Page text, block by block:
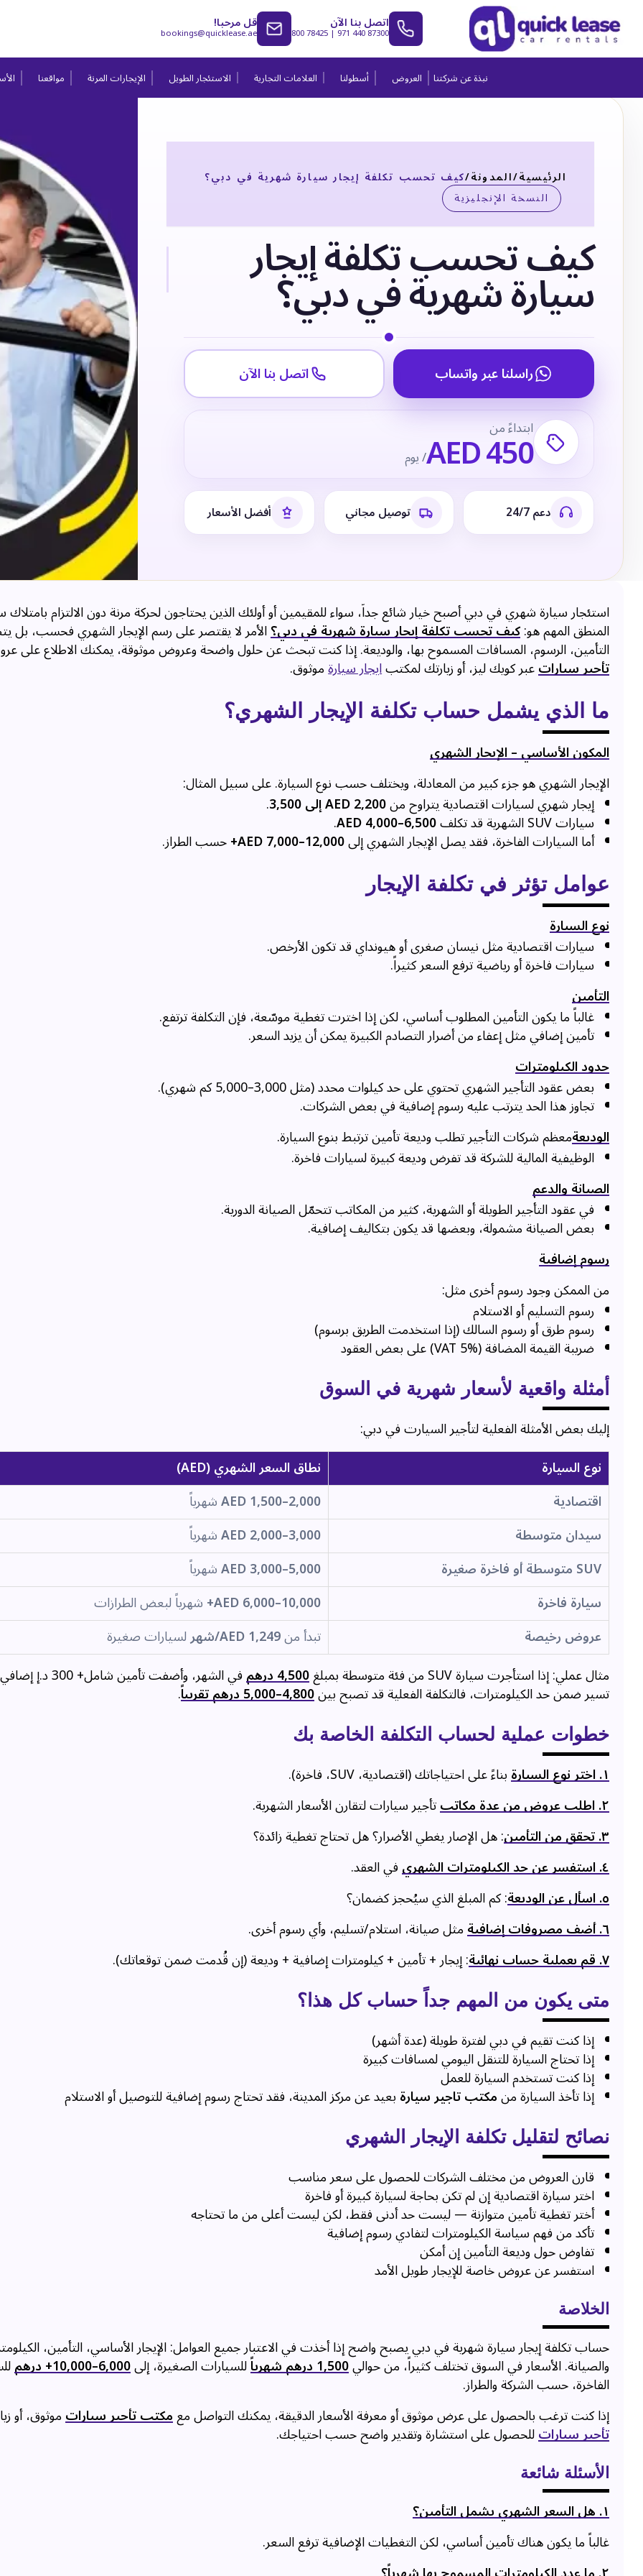
اتصل بنا الآن800 78425 |971 440 87300 قل مرحبا!
bookings@quicklease.ae
نبذة عن شركتنا العروض أسطولنا العلامات التجارية الاستئجار الطويل الإيجارات المرنة مواقعنا
الرئيسية/المدونة/كيف تحسب تكلفة إيجار سيارة شهرية في دبي؟
النسخة الإنجليزية
كيف تحسب تكلفة إيجار
سيارة شهرية في دبي؟
راسلنا عبر واتساب اتصل بنا الآن
ابتداءً من
AED 450/ يوم
دعم 24/7 توصيل مجاني أفضل الأسعار
استئجار سيارة شهري في دبي أصبح خيار شائع جداً، سواء للمقيمين أو أولئك الذين يحتاجون لحركة مرنة دون الالتزام بامتلاك
المنطق المهم هو:كيف تحسب تكلفة إيجار سيارة شهرية في دبي؟الأمر لا يقتصر على رسم الإيجار الشهري فحسب، بل
التأمين، الرسوم، المسافات المسموح بها، والوديعة. إذا كنت تبحث عن حلول واضحة وعروض موثوقة، يمكنك الاطلاع على
تأجير سياراتعبر كويك ليز، أو زيارتك لمكتبايجار سيارةموثوق.
ما الذي يشمل حساب تكلفة الإيجار الشهري؟
المكون الأساسي – الإيجار الشهري
الإيجار الشهري هو جزء كبير من المعادلة، ويختلف حسب نوع السيارة. على سبيل المثال:
إيجار شهري لسيارات اقتصادية يتراوح منAED 2,200 إلى 3,500 .
سيارات SUV الشهرية قد تكلف AED 4,000–6,500
.
أما السيارات الفاخرة، فقد يصل الإيجار الشهري إلىAED 7,000–12,000+ حسب الطراز.
عوامل تؤثر في تكلفة الإيجار
نوع السيارة
سيارات اقتصادية مثل نيسان صغرى أو هيونداي قد تكون الأرخص.
سيارات فاخرة أو رياضية ترفع السعر كثيراً.
التأمين
غالباً ما يكون التأمين المطلوب أساسي، لكن إذا اخترت تغطية موسّعة، فإن التكلفة ترتفع.
تأمين إضافي مثل إعفاء من أضرار التصادم الكبيرة يمكن أن يزيد السعر.
حدود الكيلومترات
بعض عقود التأجير الشهري تحتوي على حد كيلوات محدد (مثل 3,000–5,000 كم شهري).
تجاوز هذا الحد يترتب عليه رسوم إضافية في بعض الشركات.
الوديعةمعظم شركات التأجير تطلب وديعة تأمين ترتبط بنوع السيارة.
الوظيفية المالية للشركة قد تفرض وديعة كبيرة لسيارات فاخرة.
الصيانة والدعم
في عقود التأجير الطويلة أو الشهرية، كثير من المكاتب تتحمّل الصيانة الدورية.
بعض الصيانة مشمولة، وبعضها قد يكون بتكاليف إضافية.
رسوم إضافية
من الممكن وجود رسوم أخرى مثل:
رسوم التسليم أو الاستلام
رسوم طرق أو رسوم السالك (إذا استخدمت الطريق برسوم)
ضريبة القيمة المضافة (VAT 5%) على بعض العقود
أمثلة واقعية لأسعار شهرية في السوق
إليك بعض الأمثلة الفعلية لتأجير السيارت في دبي:
نوع السيارة
نطاق السعر الشهري (AED)
اقتصادية
AED 1,500–2,000شهرياً
سيدان متوسطة
AED 2,000–3,000شهرياً
SUV متوسطة أو فاخرة صغيرة
AED 3,000–5,000شهرياً
سيارة فاخرة
AED 6,000–10,000+ شهرياً لبعض الطرازات
عروض رخيصة
تبدأ منAED 1,249/شهر
لسيارات صغيرة
مثال عملي: إذا استأجرت سيارة SUV من فئة متوسطة بمبلغ
4,500 درهم في الشهر، وأضفت تأمين
تسير ضمن حد الكيلومترات، فالتكلفة الفعلية قد تصبح بين4,800–5,000 درهم تقريباً .
خطوات عملية لحساب التكلفة الخاصة بك
۱. اختر نوع السيارة
بناءً على احتياجاتك (اقتصادية، SUV، فاخرة).
٢. اطلب عروض من عدة مكاتب
تأجير سيارات لتقارن الأسعار الشهرية.
۳. تحقق من التأمين
: هل الإصار يغطي الأضرار؟ هل تحتاج تغطية زائدة؟
٤. استفسر عن حد الكيلومترات الشهري
في العقد.
٥. اسأل عن الوديعة
: كم المبلغ الذي سيُحجز كضمان؟
٦. أضف مصروفات إضافية
مثل صيانة، استلام/تسليم، وأي رسوم أخرى.
٧. قم بعملية حساب نهائية
: إيجار + تأمين + كيلومترات إضافية + وديعة (إن قُدمت ضمن توقعاتك).
متى يكون من المهم جداً حساب كل هذا؟
إذا كنت تقيم في دبي لفترة طويلة (عدة أشهر)
إذا تحتاج السيارة للتنقل اليومي لمسافات كبيرة
إذا كنت تستخدم السيارة للعمل
إذا تأخذ السيارة منمكتب تاجير سيارةبعيد عن مركز المدينة، فقد تحتاج رسوم إضافية للتوصيل أو الاستلام
نصائح لتقليل تكلفة الإيجار الشهري
قارن العروض من مختلف الشركات للحصول على سعر مناسب
اختر سيارة اقتصادية إن لم تكن بحاجة لسيارة كبيرة أو فاخرة
أختر تغطية تأمين متوازنة — ليست حد أدنى فقط، لكن ليست أعلى من ما تحتاجه
تأكد من فهم سياسة الكيلومترات لتفادي رسوم إضافية
تفاوض حول وديعة التأمين إن أمكن
استفسر عن عروض خاصة للإيجار طويل الأمد
الخلاصة
حساب تكلفة إيجار سيارة شهرية في دبي يصبح واضح إذا أخذت في الاعتبار جميع العوامل: الإيجار الأساسي، التأمين،
والصيانة. الأسعار في السوق تختلف كثيراً، من حوالي1,500 درهم شهرياً للسيارات الصغيرة، إلى6,000–10,000+ درهم
الفاخرة، حسب الشركة والطراز.
إذا كنت ترغب بالحصول على عرض موثوق أو معرفة الأسعار الدقيقة، يمكنك التواصل معمكتب تأجير سياراتموثوق، أو
تأجير سياراتللحصول على استشارة وتقدير واضح حسب احتياجك.
الأسئلة شائعة
۱. هل السعر الشهري يشمل التأمين؟
غالباً ما يكون هناك تأمين أساسي، لكن التغطيات الإضافية ترفع السعر.